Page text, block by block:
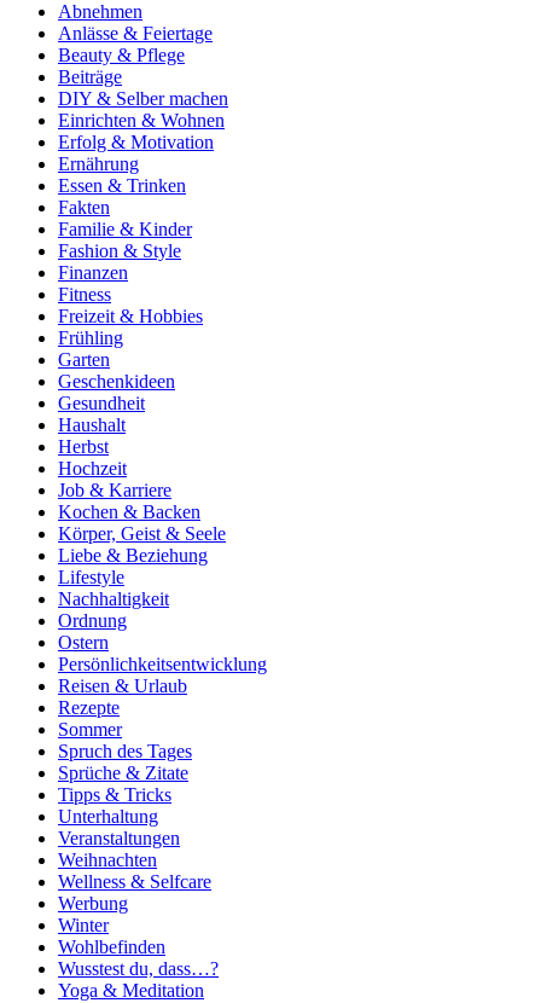
Abnehmen
Anlässe & Feiertage
Beauty & Pflege
Beiträge
DIY & Selber machen
Einrichten & Wohnen
Erfolg & Motivation
Ernährung
Essen & Trinken
Fakten
Familie & Kinder
Fashion & Style
Finanzen
Fitness
Freizeit & Hobbies
Frühling
Garten
Geschenkideen
Gesundheit
Haushalt
Herbst
Hochzeit
Job & Karriere
Kochen & Backen
Körper, Geist & Seele
Liebe & Beziehung
Lifestyle
Nachhaltigkeit
Ordnung
Ostern
Persönlichkeitsentwicklung
Reisen & Urlaub
Rezepte
Sommer
Spruch des Tages
Sprüche & Zitate
Tipps & Tricks
Unterhaltung
Veranstaltungen
Weihnachten
Wellness & Selfcare
Werbung
Winter
Wohlbefinden
Wusstest du, dass…?
Yoga & Meditation